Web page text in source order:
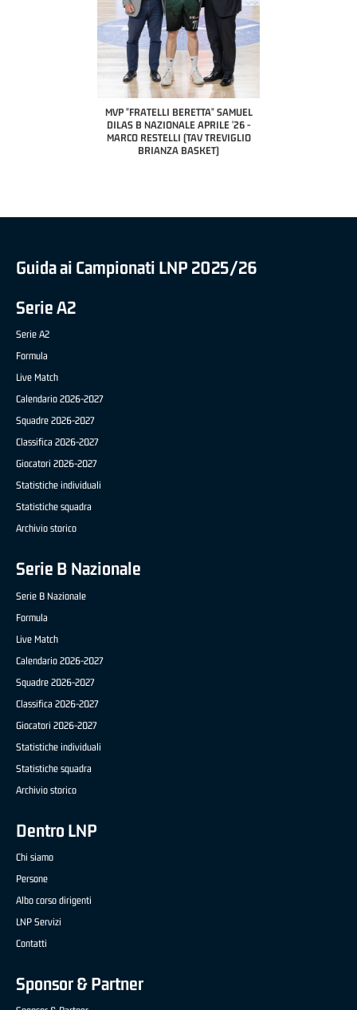
MVP "FRATELLI BERETTA" SAMUEL
DILAS B NAZIONALE APRILE '26 -
MARCO RESTELLI (TAV TREVIGLIO
BRIANZA BASKET)
Guida ai Campionati LNP 2025/26
Serie A2
Serie A2
Formula
Live Match
Calendario 2026-2027
Squadre 2026-2027
Classifica 2026-2027
Giocatori 2026-2027
Statistiche individuali
Statistiche squadra
Archivio storico
Serie B Nazionale
Serie B Nazionale
Formula
Live Match
Calendario 2026-2027
Squadre 2026-2027
Classifica 2026-2027
Giocatori 2026-2027
Statistiche individuali
Statistiche squadra
Archivio storico
Dentro LNP
Chi siamo
Persone
Albo corso dirigenti
LNP Servizi
Contatti
Sponsor & Partner